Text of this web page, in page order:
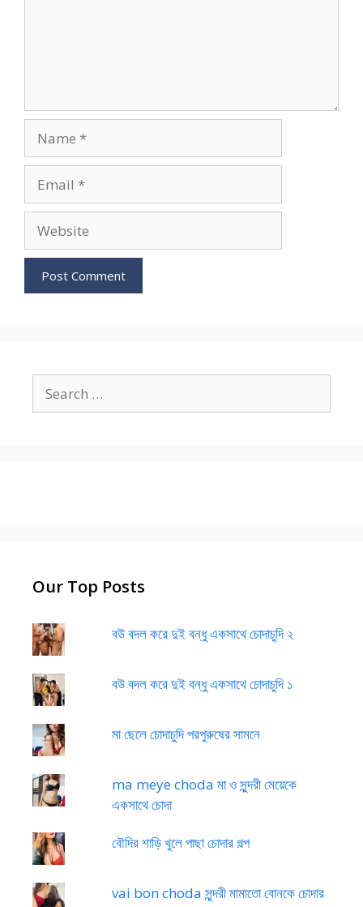
for:
Our Top Posts
বউ বদল করে দুই বন্ধু একসাথে চোদাচুদি ২
বউ বদল করে দুই বন্ধু একসাথে চোদাচুদি ১
মা ছেলে চোদাচুদি পরপুরুষের সামনে
ma meye choda মা ও সুন্দরী মেয়েকে
একসাথে চোদা
বৌদির শাড়ি খুলে পাছা চোদার গল্প
vai bon choda সুন্দরী মামাতো বোনকে চোদার